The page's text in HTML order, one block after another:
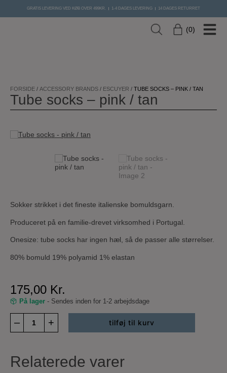
indholdet
GRATIS LEVERING VED KØB OVER 499KR. 1-4 DAGES LEVERING 14 DAGES RETURRET
0
FORSIDE / ACCESSORY BRANDS / ESCUYER / TUBE SOCKS – PINK / TAN
Tube socks – pink / tan
Sokker strikket i det fineste italienske bomuldsgarn.
Produceret på en familie-drevet virksomhed i Portugal.
Onesize: tube socks har ingen hæl, så de passer alle størrelser.
80% bomuld 19% polyamid 1% elastan
175,00 Kr.
På lager- Sendes inden for 1-2 arbejdsdage
–
Tube
socks
-
tan
antal
+ tilføj til kurv
Relaterede varer